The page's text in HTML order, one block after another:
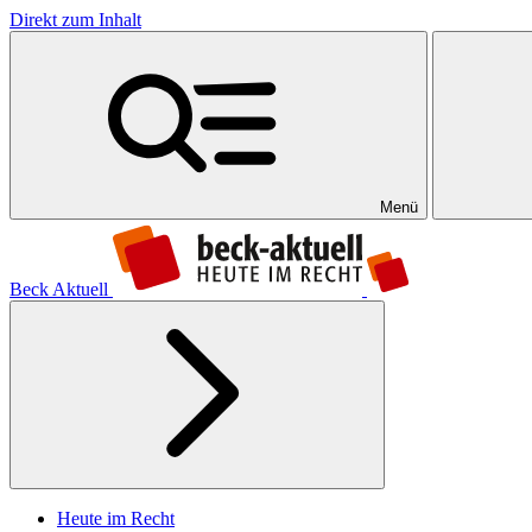
Direkt zum Inhalt
Menü
Beck Aktuell
Heute im Recht